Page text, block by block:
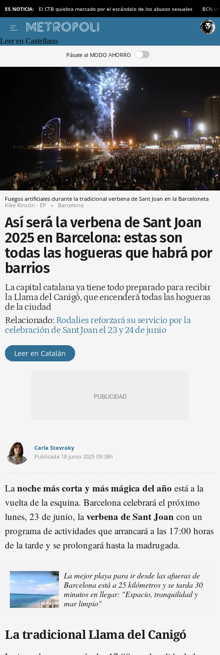
ES NOTICIA: El CTB quiebra marcado por el escándalo de los abusos sexuales BCN
Leer en Castellano
Pásate al MODO AHORRO
Fuegos artificiales durante la tradicional verbena de Sant Joan en la Barceloneta
Kike Rincón - EP
Barcelona
Así será la verbena de Sant Joan
2025 en Barcelona: estas son
todas las hogueras que habrá por
barrios
La capital catalana ya tiene todo preparado para recibir
la Llama del Canigó, que encenderá todas las hogueras
de la ciudad
Relacionado: Rodalies reforzará su servicio por la
celebración de Sant Joan el 23 y 24 de junio
Leer en Catalán
Carla Stavraky
Publicada 18 junio 2025 09:38h
Lanoche más corta y más mágica del año está a la
vuelta de la esquina. Barcelona celebrará el próximo
lunes, 23 de junio, laverbena de Sant Joan con un
programa de actividades que arrancará a las 17:00 horas
de la tarde y se prolongará hasta la madrugada.
La mejor playa para ir desde las afueras de
Barcelona está a 25 kilómetros y se tarda 30
minutos en llegar: "Espacio, tranquilidad y
mar limpio"
La tradicional Llama del Canigó